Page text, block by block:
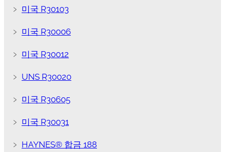
﹥ 미국 R30103
﹥ 미국 R30006
﹥ 미국 R30012
﹥ UNS R30020
﹥ 미국 R30605
﹥ 미국 R30031
﹥ HAYNES® 합금 188